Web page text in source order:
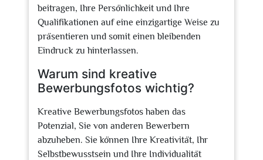
beitragen, Ihre Persönlichkeit und Ihre
Qualifikationen auf eine einzigartige Weise zu
präsentieren und somit einen bleibenden
Eindruck zu hinterlassen.
Warum sind kreative
Bewerbungsfotos wichtig?
Kreative Bewerbungsfotos haben das
Potenzial, Sie von anderen Bewerbern
abzuheben. Sie können Ihre Kreativität, Ihr
Selbstbewusstsein und Ihre Individualität